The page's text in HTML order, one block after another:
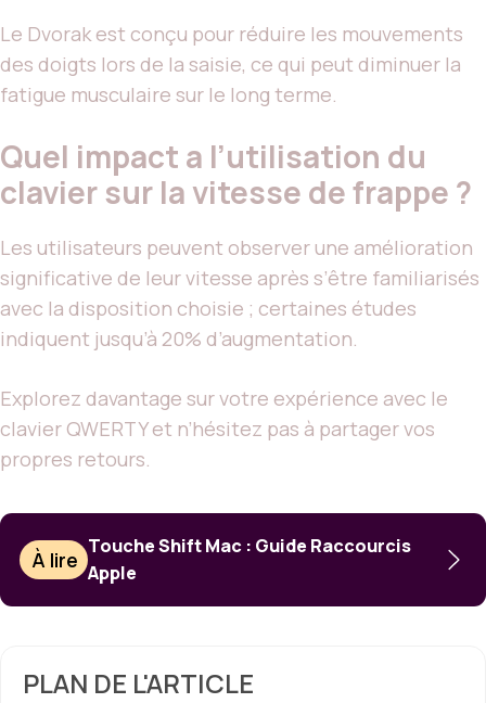
Le Dvorak est conçu pour réduire les mouvements
des doigts lors de la saisie, ce qui peut diminuer la
fatigue musculaire sur le long terme.
Quel impact a l’utilisation du
clavier sur la vitesse de frappe ?
Les utilisateurs peuvent observer une amélioration
significative de leur vitesse après s’être familiarisés
avec la disposition choisie ; certaines études
indiquent jusqu’à 20% d’augmentation.
Explorez davantage sur votre expérience avec le
clavier QWERTY et n’hésitez pas à partager vos
propres retours.
À lire
Touche Shift Mac : Guide Raccourcis
Apple
PLAN DE L'ARTICLE